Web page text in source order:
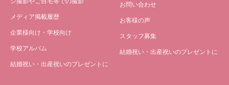
メディア掲載履歴
企業様向け・学校向け
学校アルバム
結婚祝い・出産祝いのプレゼントに
お問い合わせ
お客様の声
スタッフ募集
結婚祝い・出産祝いのプレゼントに